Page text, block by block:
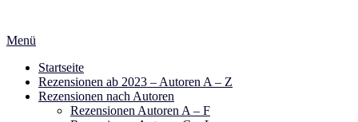
springen
Menü
Startseite
Rezensionen ab 2023 – Autoren A – Z
Rezensionen nach Autoren
Rezensionen Autoren A – F